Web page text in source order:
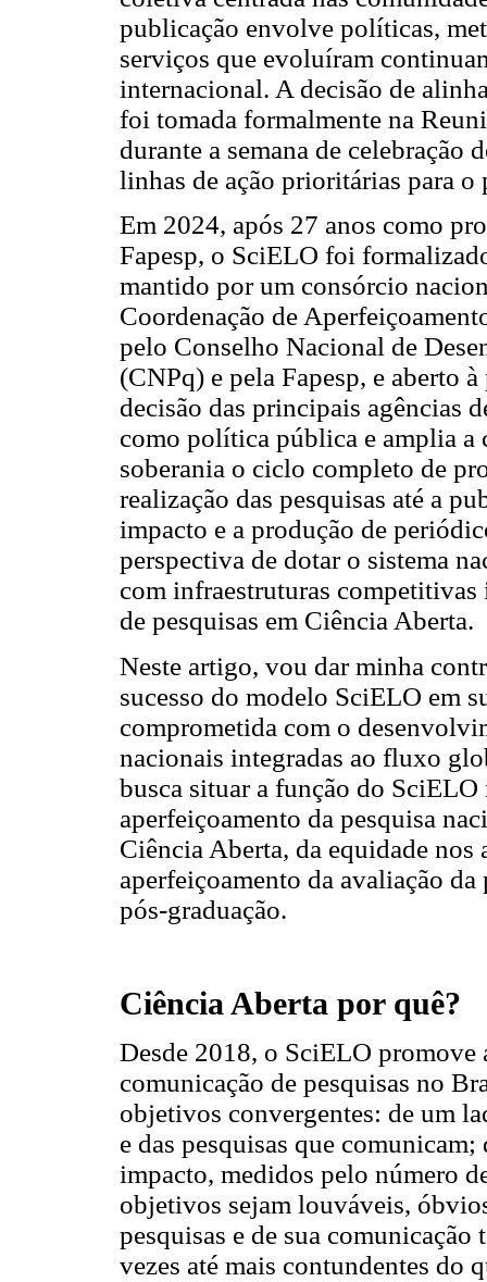
publicação envolve políticas,
serviços que evoluíram
internacional. A decisão de
foi tomada formalmente na
durante a semana de celebração
linhas de ação prioritárias para
Em 2024, após 27 anos como
Fapesp, o SciELO foi
mantido por um consórcio
Coordenação de
pelo Conselho Nacional de
(CNPq) e pela Fapesp, e aberto
decisão das principais agências
como política pública e amplia a
soberania o ciclo completo de
realização das pesquisas até a
impacto e a produção de
perspectiva de dotar o sistema
com infraestruturas
de pesquisas em Ciência Aberta.
Neste artigo, vou dar minha
sucesso do modelo SciELO em
comprometida com o
nacionais integradas ao fluxo
busca situar a função do
aperfeiçoamento da pesquisa
Ciência Aberta, da equidade
aperfeiçoamento da avaliação
pós-graduação.
Ciência Aberta por quê?
Desde 2018, o SciELO promove
comunicação de pesquisas no
objetivos convergentes: de um
e das pesquisas que
impacto, medidos pelo número
objetivos sejam louváveis,
pesquisas e de sua
vezes até mais contundentes do